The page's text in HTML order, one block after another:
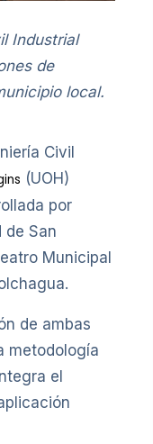
Industrial
de
local.
Civil
(UOH)
por
de San
Municipal
de ambas
metodología
el